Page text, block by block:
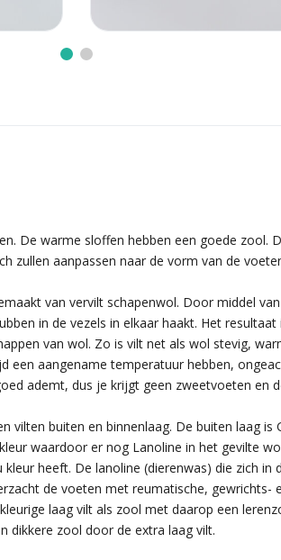
De warme sloffen hebben een goede zool.
zullen aanpassen naar de vorm van de
van vervilt schapenwol. Door middel
in de vezels in elkaar haakt. Het resultaat
van wol. Zo is vilt net als wol stevig,
een aangename temperatuur hebben,
ademt, dus je krijgt geen zweetvoeten en
vilten buiten en binnenlaag. De buiten laag is
waardoor er nog Lanoline in het gevilte
heeft. De lanoline (dierenwas) die zich in
de voeten met reumatische, gewrichts-
laag vilt als zool met daarop een
dikkere zool door de extra laag vilt.